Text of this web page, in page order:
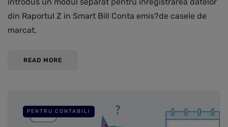
din Raportul Z in Smart Bill Conta emis?de casele de
marcat.
READ MORE
PENTRU CONTABILI